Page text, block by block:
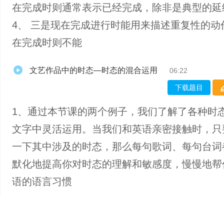
在完成时则通常表示已经完成，除非是典型的
4、 三是现在完成进行时能用来描述重复性的动
在完成时则不能
文艺作品中的时态—时态的混合运用 06:22
下载题目
1、通过本节课的两个例子，我们了解了各种时
文字中灵活运用。当我们和英语亲密接触时，
一下其中涉及的时态，那么每句歌词、每句台
默化地提高你对时态的理解和敏感度，慢慢地
语的语言习惯